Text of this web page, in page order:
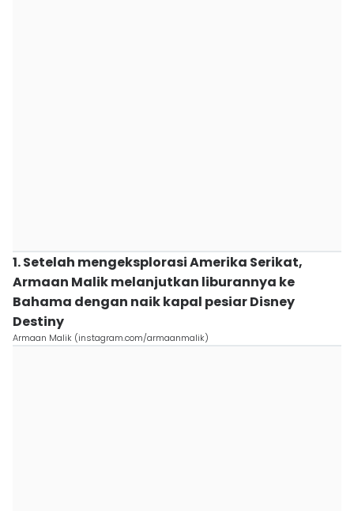
1. Setelah mengeksplorasi Amerika Serikat,
Armaan Malik melanjutkan liburannya ke
Bahama dengan naik kapal pesiar Disney
Destiny
Armaan Malik (instagram.com/armaanmalik)